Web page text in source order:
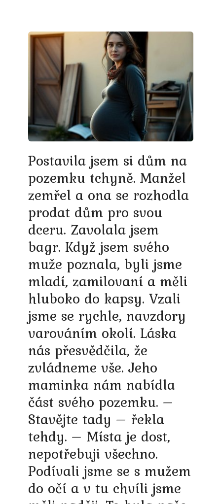
Postavila jsem si dům na
pozemku tchyně. Manžel
zemřel a ona se rozhodla
prodat dům pro svou
dceru. Zavolala jsem
bagr. Když jsem svého
muže poznala, byli jsme
mladí, zamilovaní a měli
hluboko do kapsy. Vzali
jsme se rychle, navzdory
varováním okolí. Láska
nás přesvědčila, že
zvládneme vše. Jeho
maminka nám nabídla
část svého pozemku. –
Stavějte tady – řekla
tehdy. – Místa je dost,
nepotřebuji všechno.
Podívali jsme se s mužem
do očí a v tu chvíli jsme